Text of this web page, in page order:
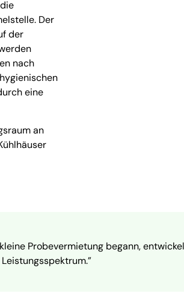
Der
der
nach
eine
an
Probevermietung begann,